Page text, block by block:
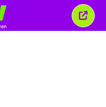
cette